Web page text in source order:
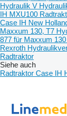
Hydraulik V
IH MXU100
Case IH New
Maxxum 130, T7
877 für Maxxum
Rexroth
Radtraktor
Siehe auch
Radtraktor Case IH